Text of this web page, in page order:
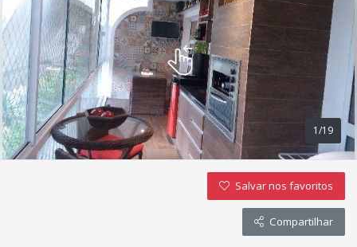
1/19
Salvar nos favoritos
Compartilhar